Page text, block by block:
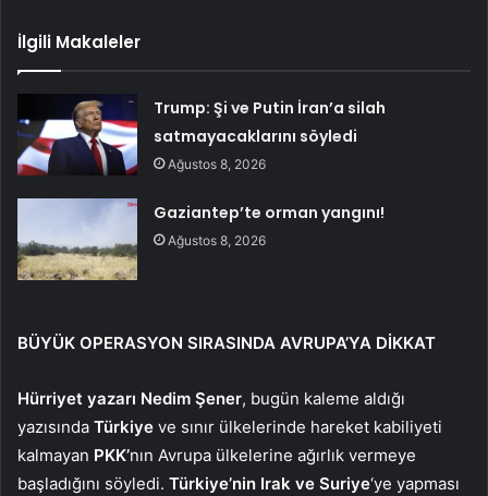
İlgili Makaleler
Trump: Şi ve Putin İran’a silah
satmayacaklarını söyledi
Ağustos 8, 2026
Gaziantep’te orman yangını!
Ağustos 8, 2026
BÜYÜK OPERASYON SIRASINDA AVRUPA’YA DİKKAT
Hürriyet yazarı Nedim Şener, bugün kaleme aldığı
yazısında Türkiye ve sınır ülkelerinde hareket kabiliyeti
kalmayan PKK’nın Avrupa ülkelerine ağırlık vermeye
başladığını söyledi. Türkiye’nin Irak ve Suriye‘ye yapması